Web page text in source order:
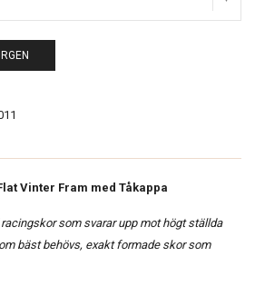
Vinter Fram med Tåkappa
som svarar upp mot högt ställda
bäst behövs, exakt formade skor som